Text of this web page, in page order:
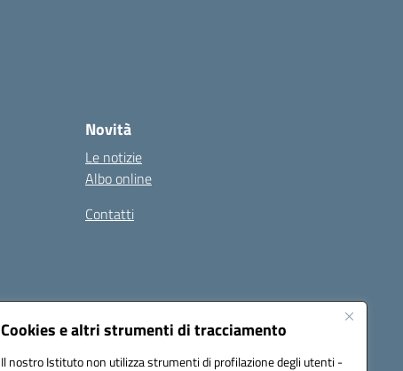
Cookies e altri strumenti di tracciamento
Il nostro Istituto non utilizza strumenti di profilazione degli utenti -
Novità
Le notizie
Albo online
Contatti